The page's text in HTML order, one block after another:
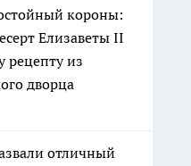
короны:
Елизаветы II
рецепту из
дворца
отличный